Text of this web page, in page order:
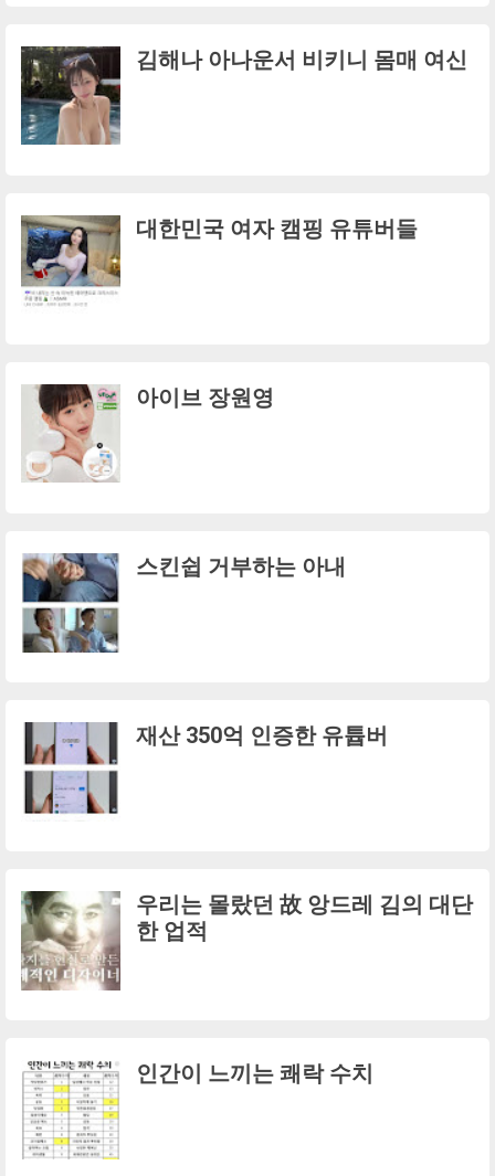
김해나 아나운서 비키니 몸매 여신
대한민국 여자 캠핑 유튜버들
아이브 장원영
스킨쉽 거부하는 아내
재산 350억 인증한 유튭버
우리는 몰랐던 故 앙드레 김의 대단
한 업적
인간이 느끼는 쾌락 수치